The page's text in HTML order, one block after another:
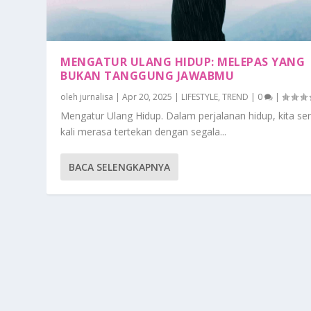
MENGATUR ULANG HIDUP: MELEPAS YANG
BUKAN TANGGUNG JAWABMU
oleh jurnalisa |Apr 20, 2025 | LIFESTYLE,TREND | 0 |
Mengatur Ulang Hidup. Dalam perjalanan hidup, kita
kali merasa tertekan dengan segala...
BACA SELENGKAPNYA